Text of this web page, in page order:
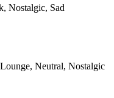
Nostalgic, Sad
Neutral, Nostalgic